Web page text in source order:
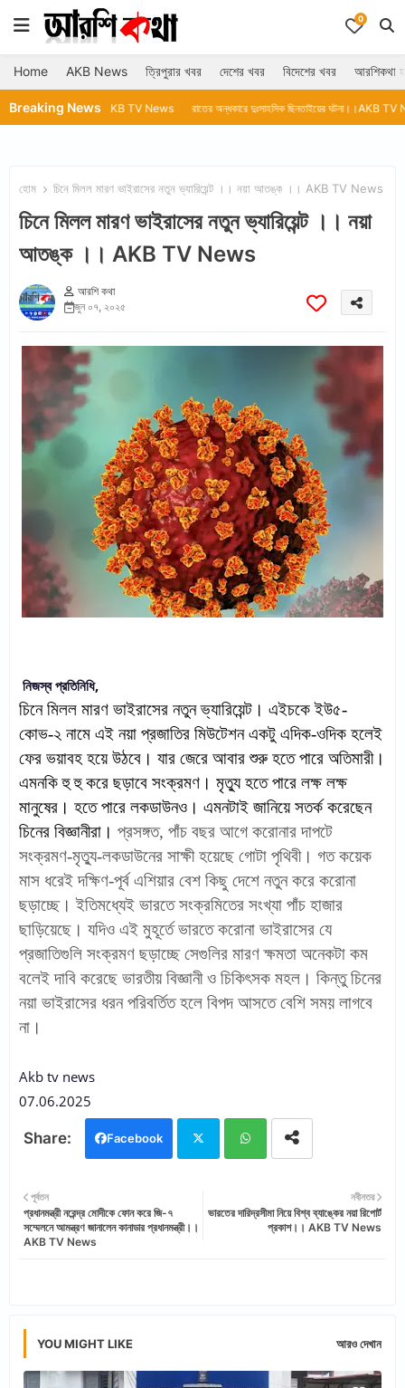
0
Home AKB News ত্রিপুরার খবর দেশের খবর বিদেশের খবর আরশিকথা
Breaking News
নেই।।AKB TV News রাতের অন্ধকারে দুঃসাহসিক ছিনতাইয়ের ঘটনা।।AKB TV News ডিজিপি'র
হোম চিনে মিলল মারণ ভাইরাসের নতুন ভ্যারিয়েন্ট ।। নয়া আতঙ্ক ।। AKB TV News
চিনে মিলল মারণ ভাইরাসের নতুন ভ্যারিয়েন্ট ।। নয়া
আতঙ্ক ।। AKB TV News
আরশি কথা
জুন ০৭, ২০২৫
নিজস্ব প্রতিনিধি,
চিনে মিলল মারণ ভাইরাসের নতুন ভ্যারিয়েন্ট। এইচকে ইউ৫-
কোভ-২ নামে এই নয়া প্রজাতির মিউটেশন একটু এদিক-ওদিক হলেই
ফের ভয়াবহ হয়ে উঠবে। যার জেরে আবার শুরু হতে পারে অতিমারী।
এমনকি হু হু করে ছড়াবে সংক্রমণ। মৃত্যু হতে পারে লক্ষ লক্ষ
মানুষের। হতে পারে লকডাউনও। এমনটাই জানিয়ে সতর্ক করেছেন
চিনের বিজ্ঞানীরা। প্রসঙ্গত, পাঁচ বছর আগে করোনার দাপটে
সংক্রমণ-মৃত্যু-লকডাউনের সাক্ষী হয়েছে গোটা পৃথিবী। গত কয়েক
মাস ধরেই দক্ষিণ-পূর্ব এশিয়ার বেশ কিছু দেশে নতুন করে করোনা
ছড়াচ্ছে। ইতিমধ্যেই ভারতে সংক্রমিতের সংখ্যা পাঁচ হাজার
ছাড়িয়েছে। যদিও এই মুহূর্তে ভারতে করোনা ভাইরাসের যে
প্রজাতিগুলি সংক্রমণ ছড়াচ্ছে সেগুলির মারণ ক্ষমতা অনেকটা কম
বলেই দাবি করেছে ভারতীয় বিজ্ঞানী ও চিকিৎসক মহল। কিন্তু চিনের
নয়া ভাইরাসের ধরন পরিবর্তিত হলে বিপদ আসতে বেশি সময় লাগবে
না।
Akb tv news
07.06.2025
Facebook
tter ats
নবীনতর
ভারতের দারিদ্রসীমা নিয়ে বিশ্ব ব্যাঙ্কের নয়া রিপোর্ট
প্রকাশ।। AKB TV News
পূর্বতন
প্রধানমন্ত্রী নরেন্দ্র মোদীকে ফোন করে জি-৭
সম্মেলনে আমন্ত্রণ জানালেন কানাডার প্রধানমন্ত্রী।।
AKB TV News
YOU MIGHT LIKE আরও দেখান